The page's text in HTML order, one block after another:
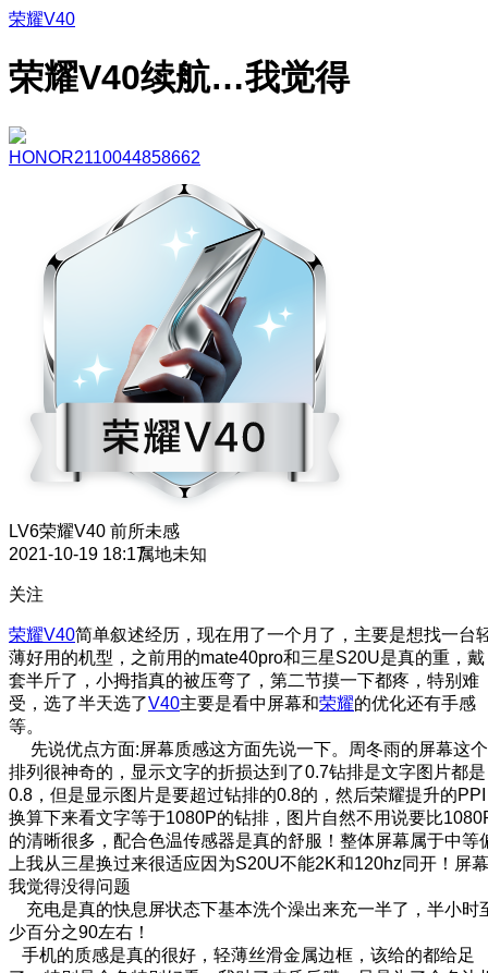
荣耀V40
荣耀V40续航…我觉得
HONOR2110044858662
LV6荣耀V40 前所未感
2021-10-19 18:17属地未知
关注
荣耀V40简单叙述经历，现在用了一个月了，主要是想找一台
薄好用的机型，之前用的mate40pro和三星S20U是真的重，戴
套半斤了，小拇指真的被压弯了，第二节摸一下都疼，特别难
受，选了半天选了V40主要是看中屏幕和荣耀的优化还有手感
等。
先说优点方面:屏幕质感这方面先说一下。周冬雨的屏幕这个
排列很神奇的，显示文字的折损达到了0.7钻排是文字图片都是
0.8，但是显示图片是要超过钻排的0.8的，然后荣耀提升的PPI
换算下来看文字等于1080P的钻排，图片自然不用说要比
的清晰很多，配合色温传感器是真的舒服！整体屏幕属于中等
上我从三星换过来很适应因为S20U不能2K和120hz同开！屏幕
我觉得没得问题
充电是真的快息屏状态下基本洗个澡出来充一半了，半小时
少百分之90左右！
手机的质感是真的很好，轻薄丝滑金属边框，该给的都给足